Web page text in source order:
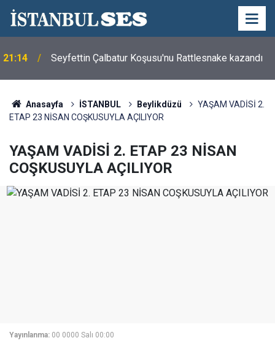
21:14 Seyfettin Çalbatur Koşusu'nu Rattlesnake kazandı
Anasayfa İSTANBUL Beylikdüzü
YAŞAM VADİSİ 2.
ETAP 23 NİSAN COŞKUSUYLA AÇILIYOR
YAŞAM VADİSİ 2. ETAP 23 NİSAN
COŞKUSUYLA AÇILIYOR
Yayınlanma: 00 0000 Salı 00:00